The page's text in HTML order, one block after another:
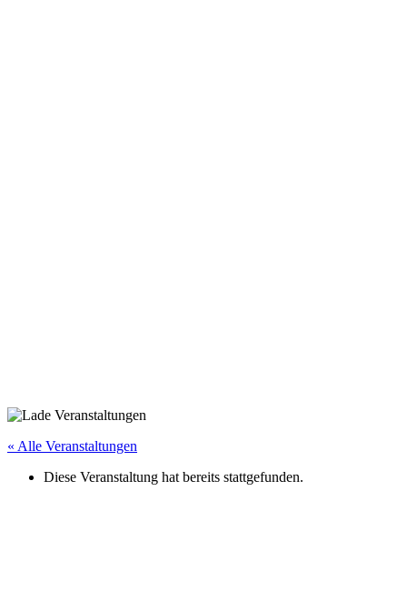
« Alle Veranstaltungen
Diese Veranstaltung hat bereits stattgefunden.